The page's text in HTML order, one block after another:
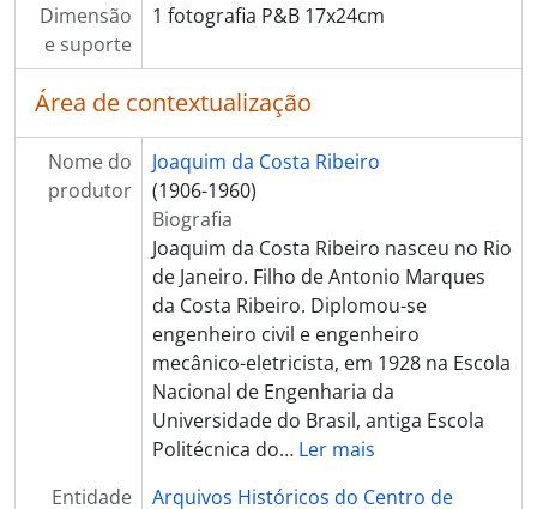
Dimensão
e suporte
1 fotografia P&B 17x24cm
Área de contextualização
Nome do
produtor
Joaquim da Costa Ribeiro
(1906-1960)
Biografia
Joaquim da Costa Ribeiro nasceu no Rio
de Janeiro. Filho de Antonio Marques
da Costa Ribeiro. Diplomou-se
engenheiro civil e engenheiro
mecânico-eletricista, em 1928 na Escola
Nacional de Engenharia da
Universidade do Brasil, antiga Escola
Politécnica do… Ler mais
Entidade
Arquivos Históricos do Centro de